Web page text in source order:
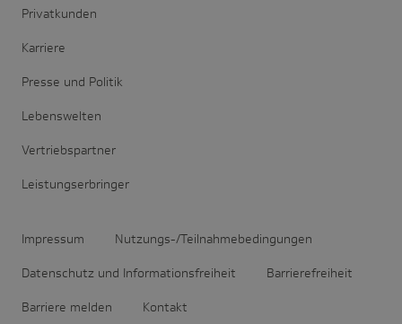
Privatkunden
Karriere
Presse und Politik
Lebenswelten
Vertriebspartner
Leistungserbringer
Impressum Nutzungs-/Teilnahmebedingungen
Datenschutz und Informationsfreiheit Barrierefreiheit
Barriere melden Kontakt